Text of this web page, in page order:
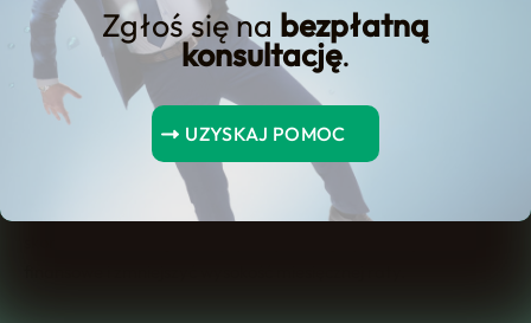
Zgłoś się na bezpłatną
konsultację.
UZYSKAJ POMOC
Kredyty to jeden z najczęściej wybieranych sposobów
finansowania różnych celów, takich jak zakup samochodu,
zakup domu lub zakup sprzętu AGD. Jednak po pewnym
czasie możesz znaleźć się w sytuacji, w której posiadasz kilka
kredytów naraz. W takim przypadku ważne jest, aby